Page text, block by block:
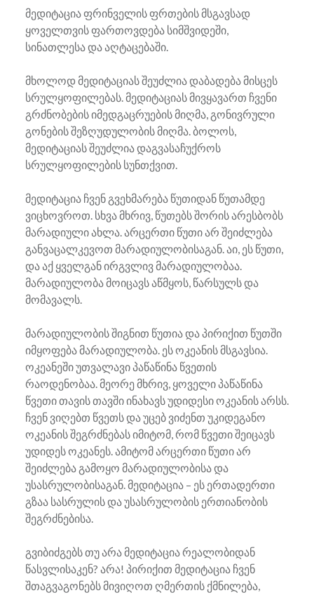
მედიტაცია ფრინველის ფრთების მსგავსად
ყოველთვის ფართოვდება სიმშვიდეში,
სინათლესა და აღტაცებაში.
მხოლოდ მედიტაციას შეუძლია დაბადება მისცეს
სრულყოფილებას. მედიტაციას მივყავართ ჩვენი
გრძნობების იმედგაცრუების მიღმა, გონივრული
გონების შეზღუდულობის მიღმა. ბოლოს,
მედიტაციას შეუძლია დაგვასაჩუქროს
სრულყოფილების სუნთქვით.
მედიტაცია ჩვენ გვეხმარება წუთიდან წუთამდე
ვიცხოვროთ. სხვა მხრივ, წუთებს შორის არესბობს
მარადიული ახლა. არცერთი წუთი არ შეიძლება
განვაცალკევოთ მარადიულობისაგან. აი, ეს წუთი,
და აქ ყველგან ირგვლივ მარადიულობაა.
მარადიულობა მოიცავს აწმყოს, წარსულს და
მომავალს.
მარადიულობის შიგნით წუთია და პირიქით წუთში
იმყოფება მარადიულობა. ეს ოკეანის მსგავსია.
ოკეანეში უთვალავი პაწაწინა წვეთის
რაოდენობაა. მეორე მხრივ, ყოველი პაწაწინა
წვეთი თავის თავში ინახავს უდიდესი ოკეანის არსს.
ჩვენ ვიღებთ წვეთს და უცებ ვიძენთ უკიდეგანო
ოკეანის შეგრძნებას იმიტომ, რომ წვეთი შეიცავს
უდიდეს ოკეანეს. ამიტომ არცერთი წუთი არ
შეიძლება გამოყო მარადიულობისა და
უსასრულობისაგან. მედიტაცია – ეს ერთადერთი
გზაა სასრულის და უსასრულობის ერთიანობის
შეგრძნებისა.
გვიბიძგებს თუ არა მედიტაცია რეალობიდან
წასვლისაკენ? არა! პირიქით მედიტაცია ჩვენ
შთაგვაგონებს მივიღოთ ღმერთის ქმნილება,